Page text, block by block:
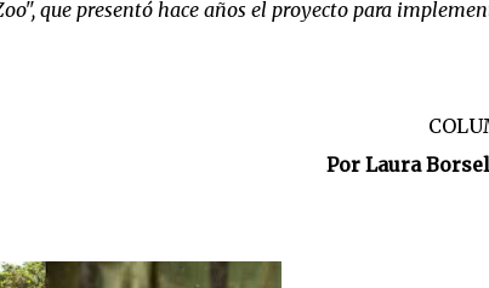
que presentó hace años el proyecto para
Por Laura